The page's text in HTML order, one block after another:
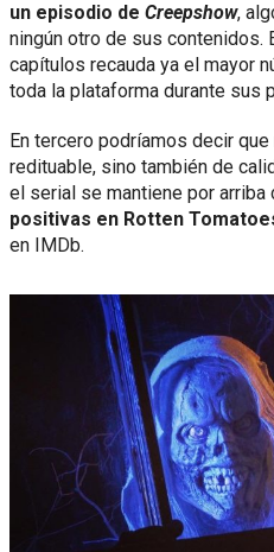
un episodio de Creepshow,
ningún otro de sus contenidos.
capítulos recauda ya el mayor
toda la plataforma durante sus
En tercero podríamos decir
redituable, sino también de
el serial se mantiene por arriba
positivas en Rotten
en IMDb.